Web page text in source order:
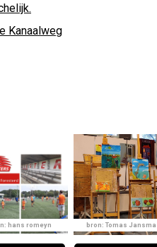
Kanaalweg
hans romeyn bron: Tomas Jansma